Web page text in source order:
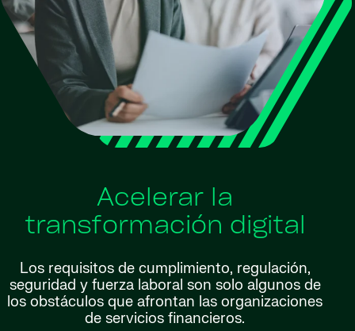
Acelerar la
transformación digital
Los requisitos de cumplimiento, regulación,
seguridad y fuerza laboral son solo algunos de
los obstáculos que afrontan las organizaciones
de servicios financieros.